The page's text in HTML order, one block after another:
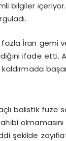
bilgiler
İran gemi ve
ifade etti.
balistik füze
şekilde